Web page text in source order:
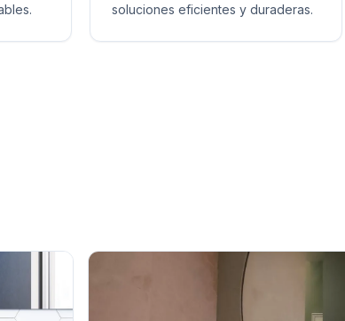
soluciones eficientes y duraderas.